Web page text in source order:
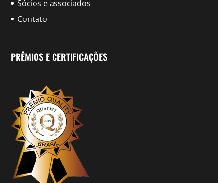
Sócios e associados
Contato
PRÊMIOS E CERTIFICAÇÕES